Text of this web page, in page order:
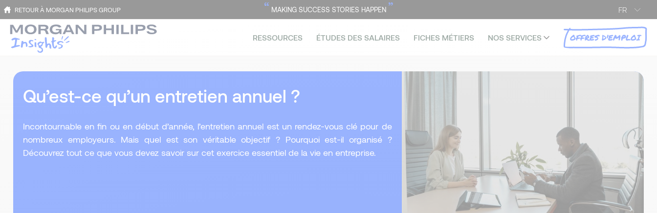
FR
RETOUR À MORGAN PHILIPS GROUP “ MAKING SUCCESS STORIES HAPPEN ”
RESSOURCES ÉTUDES DES SALAIRES FICHES MÉTIERS NOS SERVICES OFFRES D'EMPLOI
Qu’est-ce qu’un entretien annuel ?
Incontournable en fin ou en début d’année, l’entretien annuel est un rendez-vous clé pour de
nombreux employeurs. Mais quel est son véritable objectif ? Pourquoi est-il organisé ?
Découvrez tout ce que vous devez savoir sur cet exercice essentiel de la vie en entreprise.